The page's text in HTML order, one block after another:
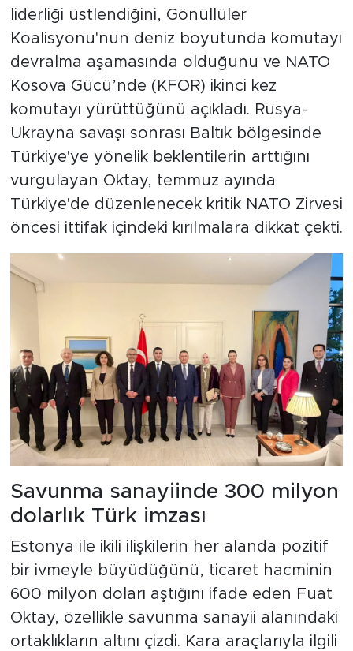
liderliği üstlendiğini, Gönüllüler
Koalisyonu'nun deniz boyutunda komutayı
devralma aşamasında olduğunu ve NATO
Kosova Gücü’nde (KFOR) ikinci kez
komutayı yürüttüğünü açıkladı. Rusya-
Ukrayna savaşı sonrası Baltık bölgesinde
Türkiye'ye yönelik beklentilerin arttığını
vurgulayan Oktay, temmuz ayında
Türkiye'de düzenlenecek kritik NATO Zirvesi
öncesi ittifak içindeki kırılmalara dikkat çekti.
Savunma sanayiinde 300 milyon
dolarlık Türk imzası
Estonya ile ikili ilişkilerin her alanda pozitif
bir ivmeyle büyüdüğünü, ticaret hacminin
600 milyon doları aştığını ifade eden Fuat
Oktay, özellikle savunma sanayii alanındaki
ortaklıkların altını çizdi. Kara araçlarıyla ilgili